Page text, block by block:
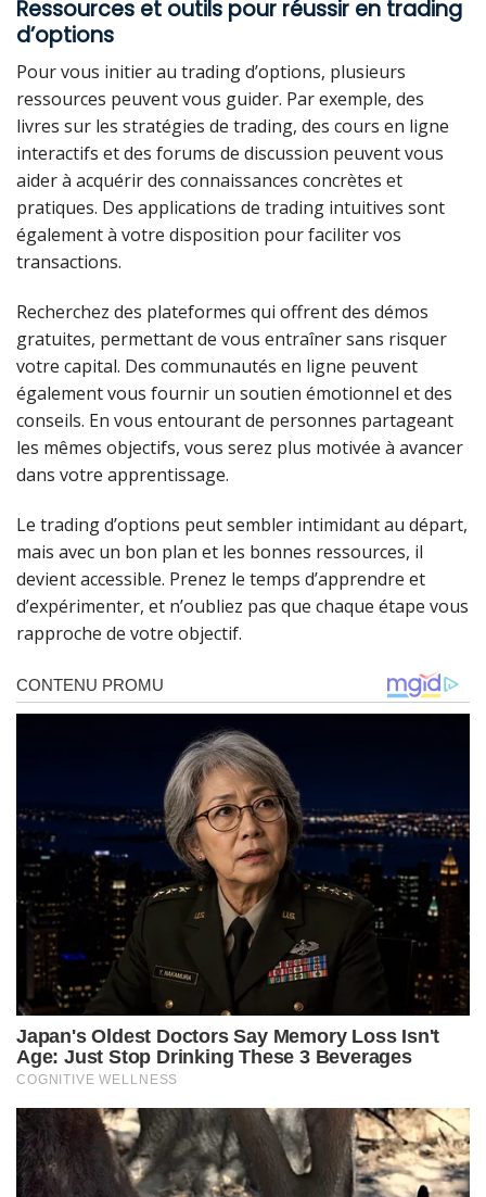
Ressources et outils pour réussir en trading
d’options
Pour vous initier au trading d’options, plusieurs
ressources peuvent vous guider. Par exemple, des
livres sur les stratégies de trading, des cours en ligne
interactifs et des forums de discussion peuvent vous
aider à acquérir des connaissances concrètes et
pratiques. Des applications de trading intuitives sont
également à votre disposition pour faciliter vos
transactions.
Recherchez des plateformes qui offrent des démos
gratuites, permettant de vous entraîner sans risquer
votre capital. Des communautés en ligne peuvent
également vous fournir un soutien émotionnel et des
conseils. En vous entourant de personnes partageant
les mêmes objectifs, vous serez plus motivée à avancer
dans votre apprentissage.
Le trading d’options peut sembler intimidant au départ,
mais avec un bon plan et les bonnes ressources, il
devient accessible. Prenez le temps d’apprendre et
d’expérimenter, et n’oubliez pas que chaque étape vous
rapproche de votre objectif.